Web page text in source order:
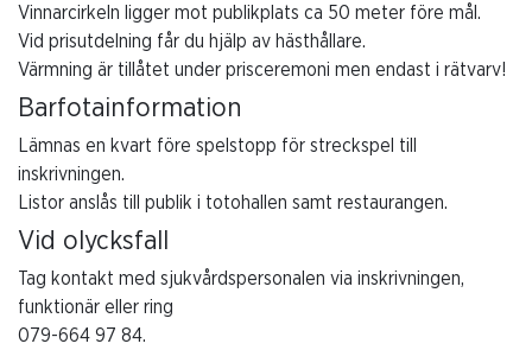
Vinnarcirkeln ligger mot publikplats ca 50 meter före mål.
Vid prisutdelning får du hjälp av hästhållare.
Värmning är tillåtet under prisceremoni men endast i rätvarv!
Barfotainformation
Lämnas en kvart före spelstopp för streckspel till
inskrivningen.
Listor anslås till publik i totohallen samt restaurangen.
Vid olycksfall
Tag kontakt med sjukvårdspersonalen via inskrivningen,
funktionär eller ring
079-664 97 84.